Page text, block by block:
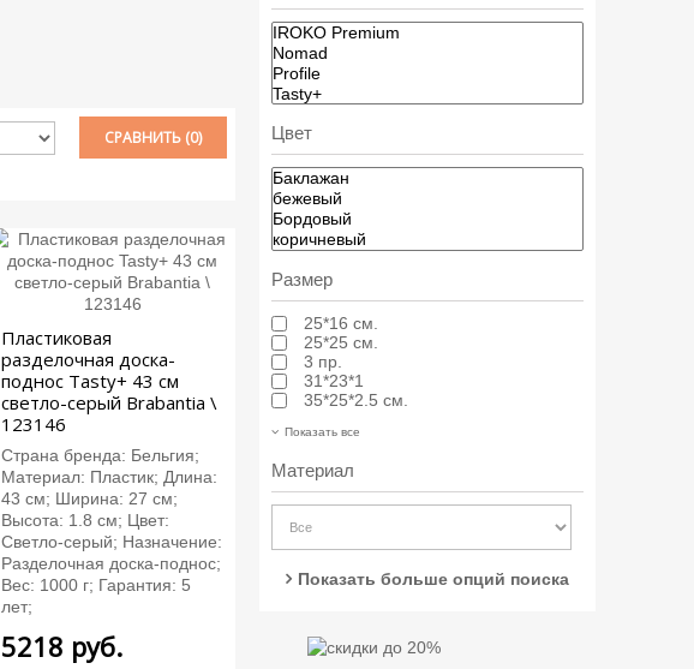
СРАВНИТЬ (0)
Пластиковая
разделочная доска-
поднос Tasty+ 43 см
светло-серый Brabantia \
123146
Страна бренда: Бельгия;
Материал: Пластик; Длина:
43 см; Ширина: 27 см;
Высота: 1.8 см; Цвет:
Светло-серый; Назначение:
Разделочная доска-поднос;
Вес: 1000 г; Гарантия: 5
лет;
5218 руб.
Цвет
Размер
25*16 см.
25*25 см.
3 пр.
31*23*1
35*25*2.5 см.
Показать все
Материал
Показать больше опций поиска